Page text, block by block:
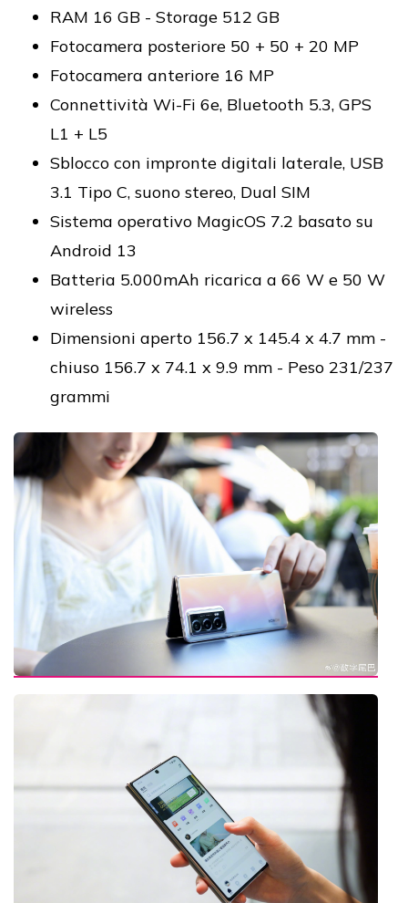
RAM 16 GB - Storage 512 GB
Fotocamera posteriore 50 + 50 + 20 MP
Fotocamera anteriore 16 MP
Connettività Wi-Fi 6e, Bluetooth 5.3, GPS
L1 + L5
Sblocco con impronte digitali laterale, USB
3.1 Tipo C, suono stereo, Dual SIM
Sistema operativo MagicOS 7.2 basato su
Android 13
Batteria 5.000mAh ricarica a 66 W e 50 W
wireless
Dimensioni aperto 156.7 x 145.4 x 4.7 mm -
chiuso 156.7 x 74.1 x 9.9 mm - Peso 231/237
grammi